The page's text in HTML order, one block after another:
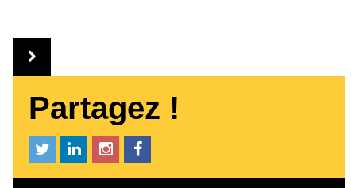
Partagez !